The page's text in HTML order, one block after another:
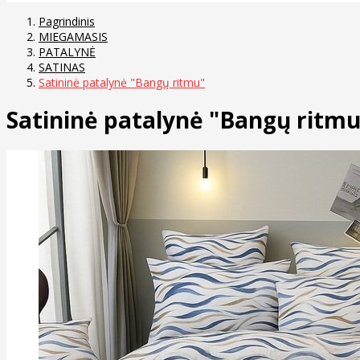
Pagrindinis
MIEGAMASIS
PATALYNĖ
SATINAS
Satininė patalynė "Bangų ritmu"
Satininė patalynė "Bangų